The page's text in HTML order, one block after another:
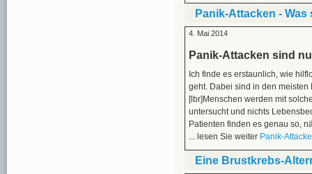
Panik-Attacken -
4. Mai 2014
Panik-Attacken sind
Ich finde es erstaunlich, wie
geht. Dabei sind in den
[lbr]Menschen werden mit
untersucht und nichts
Patienten finden es genau so,
... lesen Sie weiter Panik-
Eine Brustkrebs-